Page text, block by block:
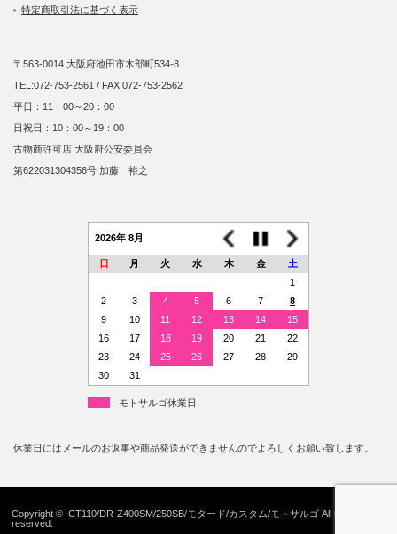
特定商取引法に基づく表示
〒563-0014 大阪府池田市木部町534-8
TEL:072-753-2561 / FAX:072-753-2562
平日：11：00～20：00
日祝日：10：00～19：00
古物商許可店 大阪府公安委員会
第622031304356号 加藤 裕之
2026年 8月
日 月 火 水 木 金
土
1
2
3 4 5 6 7
8
9
10 11 12 13 14
15
16
17 18 19 20 21
22
23
24 25 26 27 28
29
30
31
モトサルゴ休業日
休業日にはメールのお返事や商品発送ができませんのでよろしくお願い致します。
Copyright ©CT110/DR-Z400SM/250SB/モタード/カスタム/モトサルゴ All rights
reserved.